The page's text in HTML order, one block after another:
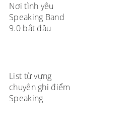
Nơi tình yêu
Speaking Band
9.0 bắt đầu
List từ vựng
chuyên ghi điểm
Speaking